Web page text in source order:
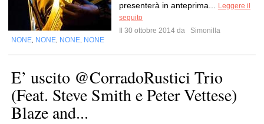
presenterà in anteprima...
Leggere il
seguito
Il 30 ottobre 2014 da
Simonilla
NONE NONE NONE NONE
E’ uscito @CorradoRustici Trio
(Feat. Steve Smith e Peter Vettese)
Blaze and...